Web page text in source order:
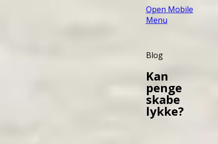
Open Mobile
Menu
Blog
Kan
penge
skabe
lykke?